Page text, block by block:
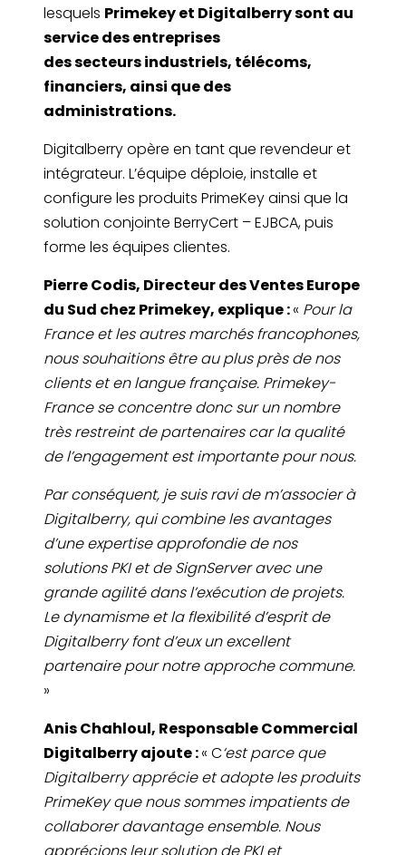
lesquels Primekey et Digitalberry sont au
service des entreprises
des secteurs industriels, télécoms,
financiers, ainsi que des
administrations.
Digitalberry opère en tant que revendeur et
intégrateur. L’équipe déploie, installe et
configure les produits PrimeKey ainsi que la
solution conjointe BerryCert – EJBCA, puis
forme les équipes clientes.
Pierre Codis, Directeur des Ventes Europe
du Sud chez Primekey, explique :« Pour la
France et les autres marchés francophones,
nous souhaitions être au plus près de nos
clients et en langue française. Primekey-
France se concentre donc sur un nombre
très restreint de partenaires car la qualité
de l’engagement est importante pour nous.
Par conséquent, je suis ravi de m’associer à
Digitalberry, qui combine les avantages
d’une expertise approfondie de nos
solutions PKI et de SignServer avec une
grande agilité dans l’exécution de projets.
Le dynamisme et la flexibilité d’esprit de
Digitalberry font d’eux un excellent
partenaire pour notre approche commune.
»
Anis Chahloul, Responsable Commercial
Digitalberry ajoute :« C‘est parce que
Digitalberry apprécie et adopte les produits
PrimeKey que nous sommes impatients de
collaborer davantage ensemble. Nous
apprécions leur solution de PKI et